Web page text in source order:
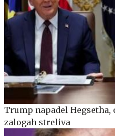
Trump napadel Hegsetha,
zalogah streliva